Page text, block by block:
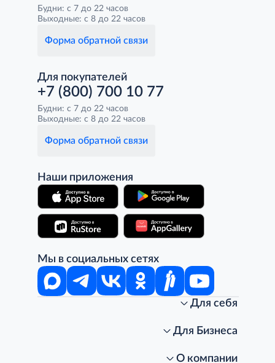
Будни: с 7 до 22 часов
Выходные: с 8 до 22 часов
Форма обратной связи
Для покупателей
+7 (800) 700 10 77
Будни: с 7 до 22 часов
Выходные: с 8 до 22 часов
Форма обратной связи
Наши приложения
Мы в социальных сетях
Для себя
Стань клиентом METRO
Для Бизнеса
О компании